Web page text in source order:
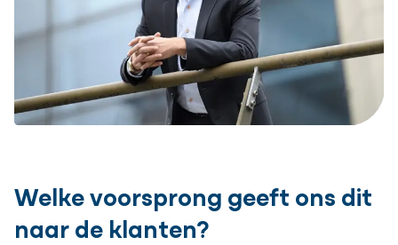
Welke voorsprong geeft ons dit
naar de klanten?